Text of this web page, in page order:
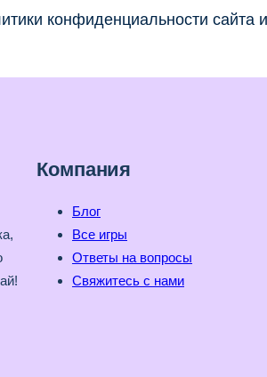
конфиденциальности
Компания
Блог
Все игры
Ответы на вопросы
Свяжитесь с нами